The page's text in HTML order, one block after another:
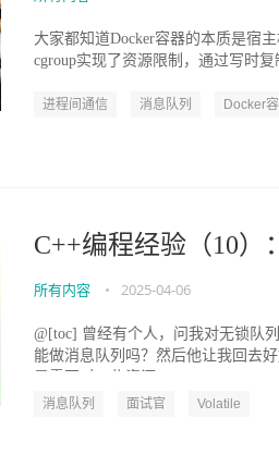
大家都知道Docker容器的本质是宿
cgroup实现了资源限制，通过写时
进程间通信 消息队列 Docker
C++编程经验（10）
所有内容 • 2025-04-06
@[toc] 曾经有个人，问我对无锁队
能做消息队列吗？然后他让我回去
消息队列 面试官 Volatile